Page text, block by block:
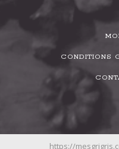
CONDITIONS
https://